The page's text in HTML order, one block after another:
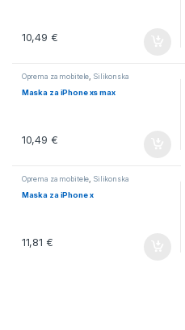
10,49 €
Oprema za mobitele, Silikonska
Maska za iPhone xs max
10,49 €
Oprema za mobitele, Silikonska
Maska za iPhone x
11,81 €